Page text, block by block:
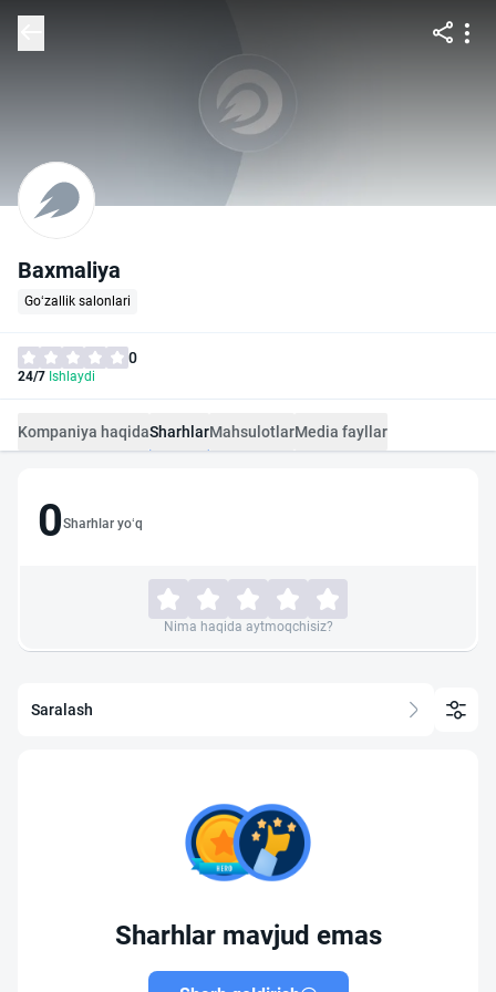
Baxmaliya
Go‘zallik salonlari
0
24/7 Ishlaydi
Kompaniya haqidaSharhlarMahsulotlarMedia fayllar
0Sharhlar yo‘q
Nima haqida aytmoqchisiz?
Saralash
Sharhlar mavjud emas